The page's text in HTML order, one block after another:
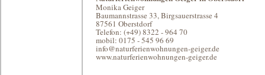
Monika Geiger
Baumannstrasse 33, Birgsauerstrasse 4
87561 Oberstdorf
Telefon: (+49) 8322 - 964 70
mobil: 0175 - 545 96 69
info@naturferienwohnungen-geiger.de
www.naturferienwohnungen-geiger.de